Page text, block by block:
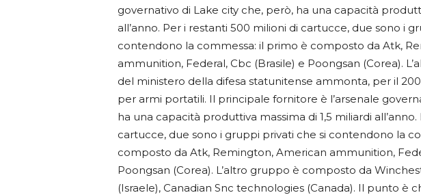
governativo di Lake city che, però, ha una capacità
all’anno. Per i restanti 500 milioni di cartucce, due sono i
contendono la commessa: il primo è composto da Atk,
ammunition, Federal, Cbc (Brasile) e Poongsan (Corea).
del ministero della difesa statunitense ammonta, per il
per armi portatili. Il principale fornitore è l’arsenale
ha una capacità produttiva massima di 1,5 miliardi
cartucce, due sono i gruppi privati che si contendono la
composto da Atk, Remington, American ammunition,
Poongsan (Corea). L’altro gruppo è composto da
(Israele), Canadian Snc technologies (Canada). Il punto è